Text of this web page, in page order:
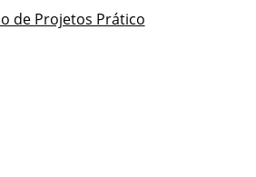
de Projetos Prático